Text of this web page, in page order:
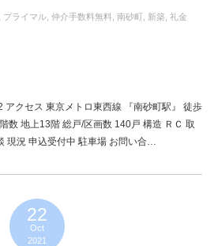
プライマル 仲介手数料無料 南砂町 新築 礼金
アクセス 東京メトロ東西線 『南砂町駅』 徒歩
数 地上13階 総戸/区画数 140戸 構造 ＲＣ 取
現況 申込受付中 駐車場 お問い合…
22
Oct
2021